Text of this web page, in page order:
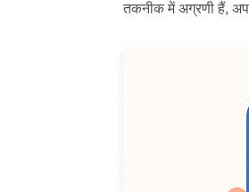
तकनीक में अग्रणी हैं,